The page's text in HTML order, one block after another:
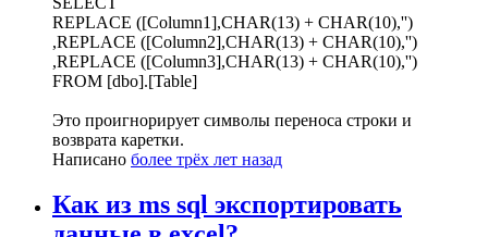
REPLACE ([Column1],CHAR(13) + CHAR(10),'')
,REPLACE ([Column2],CHAR(13) + CHAR(10),'')
,REPLACE ([Column3],CHAR(13) + CHAR(10),'')
FROM [dbo].[Table]
Это проигнорирует символы переноса строки и
возврата каретки.
Написано более трёх лет назад
Как из ms sql экспортировать